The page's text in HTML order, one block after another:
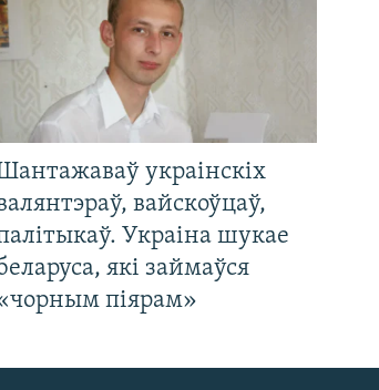
украінскіх
вайскоўцаў,
Украіна шукае
які займаўся
піярам»